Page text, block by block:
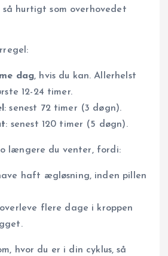
hurtigt som overhovedet
dag, hvis du kan. Allerhelst
12-24 timer.
: senest 72 timer (3 døgn).
: senest 120 timer (5 døgn).
længere du venter, fordi:
haft ægløsning, inden pillen
flere dage i kroppen
hvor du er i din cyklus, så